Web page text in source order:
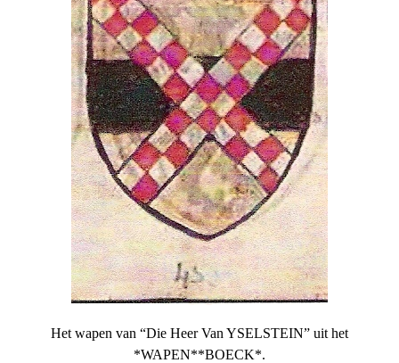
Het wapen van “Die Heer Van YSELSTEIN” uit het
*WAPEN**BOECK*.